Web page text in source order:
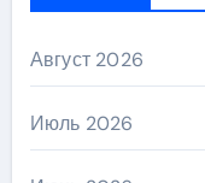
Август 2026
Июль 2026